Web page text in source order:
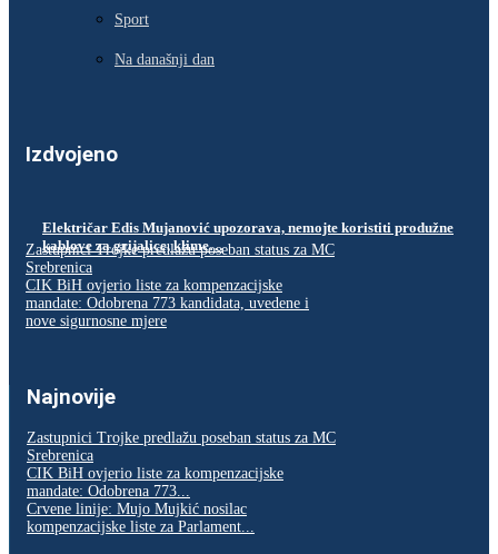
Sport
Na današnji dan
Izdvojeno
Električar Edis Mujanović upozorava, nemojte koristiti produžne
kablove za grijalice, klime…
Zastupnici Trojke predlažu poseban status za MC
Srebrenica
CIK BiH ovjerio liste za kompenzacijske
mandate: Odobrena 773 kandidata, uvedene i
nove sigurnosne mjere
Najnovije
Zastupnici Trojke predlažu poseban status za MC
Srebrenica
CIK BiH ovjerio liste za kompenzacijske
mandate: Odobrena 773...
Crvene linije: Mujo Mujkić nosilac
kompenzacijske liste za Parlament...